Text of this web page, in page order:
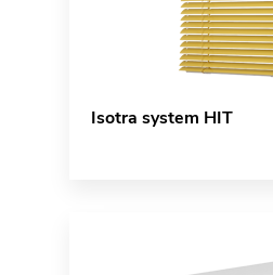
Isotra system HIT